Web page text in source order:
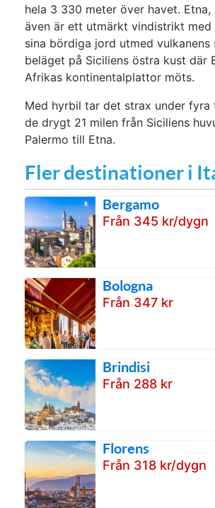
hela 3 330 meter över havet.
även är ett utmärkt vindistrikt med
sina bördiga jord utmed vulkanens
beläget på Siciliens östra kust där
Afrikas kontinentalplattor möts.
Med hyrbil tar det strax under fyra
de drygt 21 milen från Siciliens
Palermo till Etna.
Fler destinationer i
Bergamo
Från 345 kr/dygn
Bologna
Från 347 kr
Brindisi
Från 288 kr
Florens
Från 318 kr/dygn